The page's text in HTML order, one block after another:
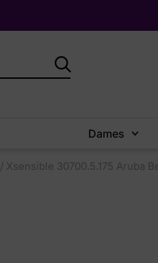
Dames
/ Xsensible 30700.5.175 Aruba